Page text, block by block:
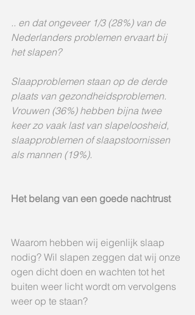
.. en dat ongeveer 1/3 (28%) van de
Nederlanders problemen ervaart bij
het slapen?
Slaapproblemen staan op de derde
plaats van gezondheidsproblemen.
Vrouwen (36%) hebben bijna twee
keer zo vaak last van slapeloosheid,
slaapproblemen of slaapstoornissen
als mannen (19%).
Het belang van een goede nachtrust
Waarom hebben wij eigenlijk slaap
nodig? Wil slapen zeggen dat wij onze
ogen dicht doen en wachten tot het
buiten weer licht wordt om vervolgens
weer op te staan?